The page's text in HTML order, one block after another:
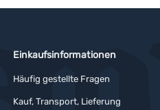
Einkaufsinformationen
Häufig gestellte Fragen
Kauf, Transport, Lieferung